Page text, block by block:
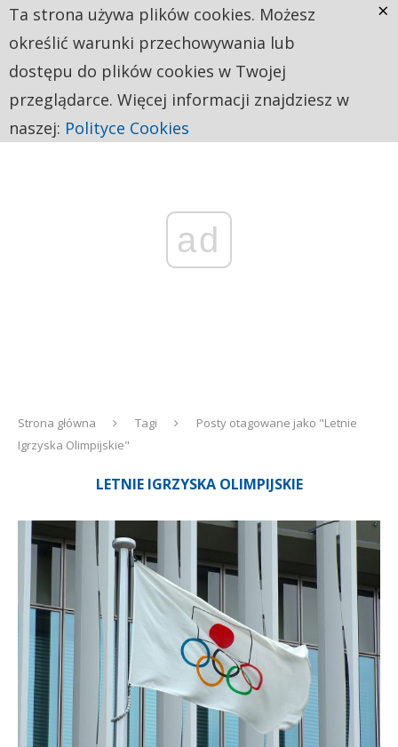
ad
Strona główna Tagi
Posty otagowane jako "Letnie
Igrzyska Olimpijskie"
LETNIE IGRZYSKA OLIMPIJSKIE
Ta strona używa plików cookies. Możesz
określić warunki przechowywania lub
dostępu do plików cookies w Twojej
przeglądarce. Więcej informacji znajdziesz w
naszej: Polityce Cookies
×